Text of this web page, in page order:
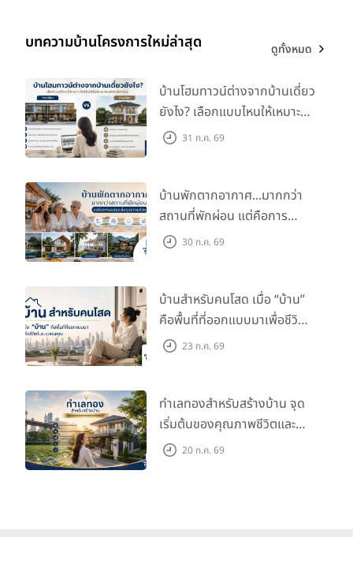
บทความบ้านโครงการใหม่ล่าสุด ดูทั้งหมด
บ้านโฮมทาวน์ต่างจากบ้านเดี่ยว
ยังไง? เลือกแบบไหนให้เหมาะ
กับไลฟ์สไตล์และอนาคตของ
31 ก.ค. 69
บ้านพักตากอากาศ...มากกว่า
สถานที่พักผ่อน แต่คือการ
ลงทุนเพื่อคุณภาพชีวิต
30 ก.ค. 69
บ้านสำหรับคนโสด เมื่อ “บ้าน”
คือพื้นที่ที่ออกแบบมาเพื่อชีวิต
ในแบบของคุณ
23 ก.ค. 69
ทำเลทองสำหรับสร้างบ้าน จุด
เริ่มต้นของคุณภาพชีวิตและ
มูลค่าในอนาคต
20 ก.ค. 69